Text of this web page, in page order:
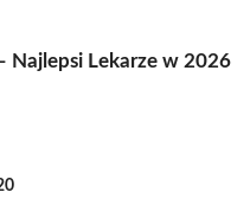
Najlepsi Lekarze w 2026